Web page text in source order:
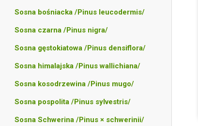
Sosna bośniacka /Pinus leucodermis/
Sosna czarna /Pinus nigra/
Sosna gęstokiatowa /Pinus densiflora/
Sosna himalajska /Pinus wallichiana/
Sosna kosodrzewina /Pinus mugo/
Sosna pospolita /Pinus sylvestris/
Sosna Schwerina /Pinus × schwerinii/